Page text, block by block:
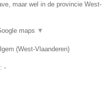
maar wel in de provincie West-
maps ▼
(West-Vlaanderen)
-